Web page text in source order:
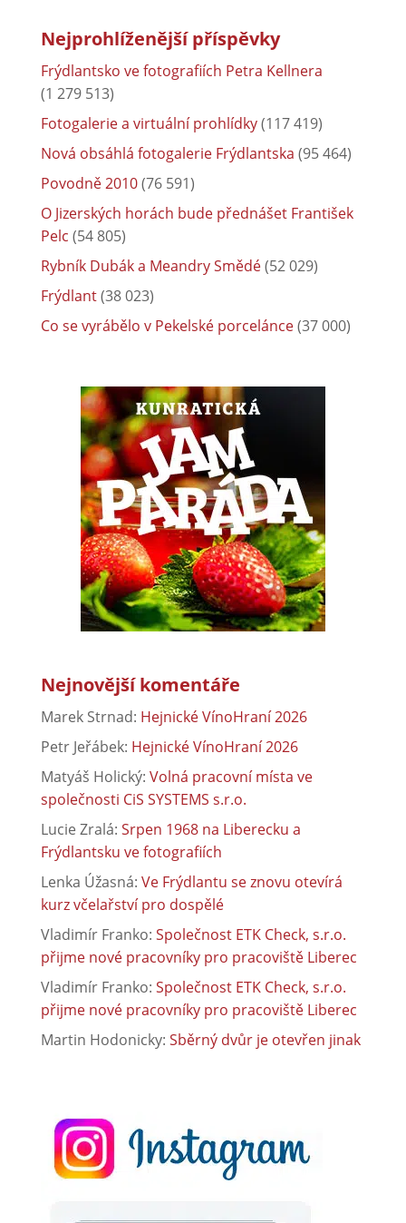
Nejprohlíženější příspěvky
Frýdlantsko ve fotografiích Petra Kellnera
(1 279 513)
Fotogalerie a virtuální prohlídky(117 419)
Nová obsáhlá fotogalerie Frýdlantska (95 464)
Povodně 2010(76 591)
O Jizerských horách bude přednášet František
Pelc (54 805)
Rybník Dubák a Meandry Smědé(52 029)
Frýdlant(38 023)
Co se vyrábělo v Pekelské porcelánce(37 000)
Nejnovější komentáře
Marek Strnad: Hejnické VínoHraní 2026
Petr Jeřábek: Hejnické VínoHraní 2026
Matyáš Holický: Volná pracovní místa ve
společnosti CiS SYSTEMS s.r.o.
Lucie Zralá: Srpen 1968 na Liberecku a
Frýdlantsku ve fotografiích
Lenka Úžasná: Ve Frýdlantu se znovu otevírá
kurz včelařství pro dospělé
Vladimír Franko: Společnost ETK Check, s.r.o.
přijme nové pracovníky pro pracoviště Liberec
Vladimír Franko: Společnost ETK Check, s.r.o.
přijme nové pracovníky pro pracoviště Liberec
Martin Hodonicky: Sběrný dvůr je otevřen jinak